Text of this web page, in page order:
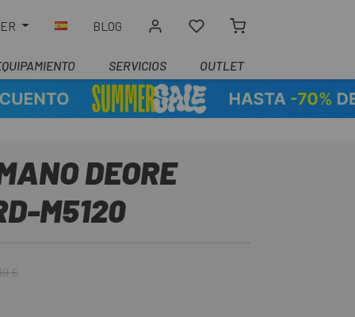
BLOG
SERVICIOS OUTLET
DEORE
M5120
€